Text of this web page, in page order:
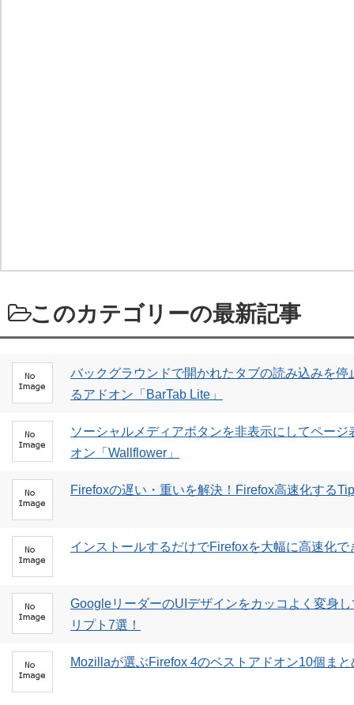
このカテゴリーの最新記事
バックグラウンドで開かれたタブの読み込みを
るアドオン「BarTab Lite」
ソーシャルメディアボタンを非表示にしてペー
オン「Wallflower」
Firefoxの遅い・重いを解決！Firefox高速化する
インストールするだけでFirefoxを大幅に高速化
GoogleリーダーのUIデザインをカッコよく変身
リプト7選！
Mozillaが選ぶFirefox 4のベストアドオン10個まと